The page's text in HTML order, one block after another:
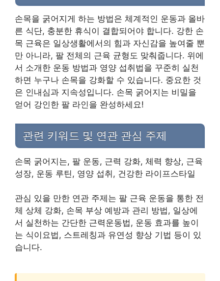
손목을 굵어지게 하는 방법은 체계적인 운동과 올바
른 식단, 충분한 휴식이 결합되어야 합니다. 강한 손
목 근육은 일상생활에서의 힘과 자신감을 높여줄 뿐
만 아니라, 팔 전체의 근육 균형도 맞춰줍니다. 위에
서 소개한 운동 방법과 영양 섭취법을 꾸준히 실천
하면 누구나 손목을 강화할 수 있습니다. 중요한 것
은 인내심과 지속성입니다. 손목 굵어지는 비밀을
얻어 강인한 팔 라인을 완성하세요!
관련 키워드 및 연관 관심 주제
손목 굵어지는, 팔 운동, 근력 강화, 체력 향상, 근육
성장, 운동 루틴, 영양 섭취, 건강한 라이프스타일
관심 있을 만한 연관 주제는 팔 근육 운동을 통한 전
체 상체 강화, 손목 부상 예방과 관리 방법, 일상에
서 실천하는 간단한 근력운동법, 운동 효과를 높이
는 식이요법, 스트레칭과 유연성 향상 기법 등이 있
습니다.